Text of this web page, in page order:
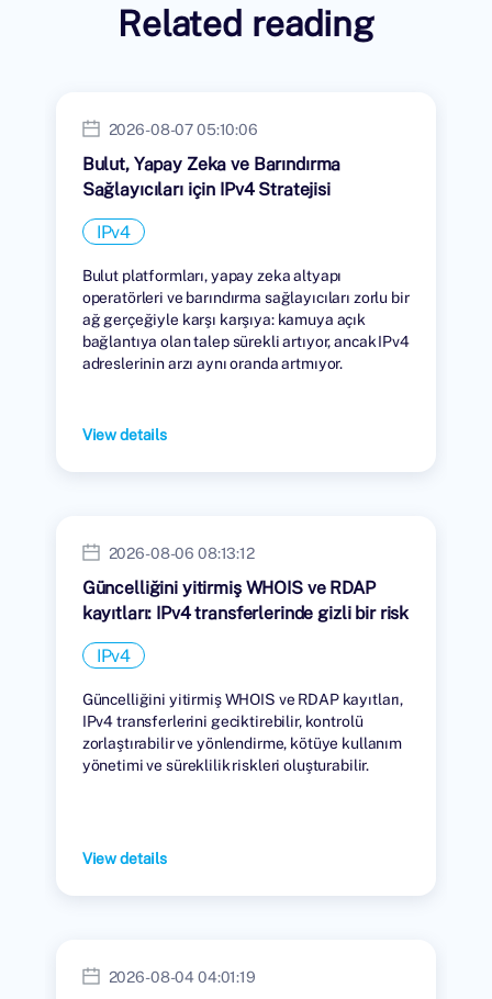
Related reading
2026-08-07 05:10:06
Bulut, Yapay Zeka ve Barındırma
Sağlayıcıları için IPv4 Stratejisi
IPv4
Bulut platformları, yapay zeka altyapı
operatörleri ve barındırma sağlayıcıları zorlu bir
ağ gerçeğiyle karşı karşıya: kamuya açık
bağlantıya olan talep sürekli artıyor, ancak IPv4
adreslerinin arzı aynı oranda artmıyor.
View details
2026-08-06 08:13:12
Güncelliğini yitirmiş WHOIS ve RDAP
kayıtları: IPv4 transferlerinde gizli bir risk
IPv4
Güncelliğini yitirmiş WHOIS ve RDAP kayıtları,
IPv4 transferlerini geciktirebilir, kontrolü
zorlaştırabilir ve yönlendirme, kötüye kullanım
yönetimi ve süreklilik riskleri oluşturabilir.
View details
2026-08-04 04:01:19